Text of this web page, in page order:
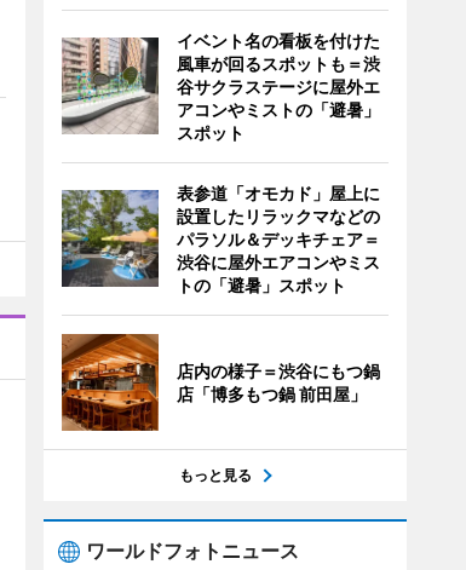
イベント名の看板を付けた
風車が回るスポットも＝渋
谷サクラステージに屋外エ
アコンやミストの「避暑」
スポット
表参道「オモカド」屋上に
設置したリラックマなどの
パラソル＆デッキチェア＝
渋谷に屋外エアコンやミス
トの「避暑」スポット
店内の様子＝渋谷にもつ鍋
店「博多もつ鍋 前田屋」
もっと見る
ワールドフォトニュース